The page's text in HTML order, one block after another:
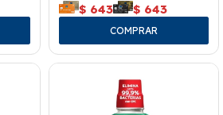
$ 643 $ 643